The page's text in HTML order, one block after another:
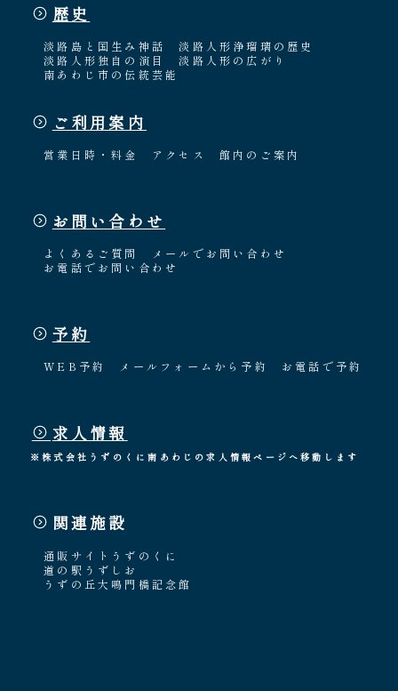
歴史
淡路島と国生み神話
淡路人形浄瑠璃の歴史
淡路人形独自の演目
淡路人形の広がり
南あわじ市の伝統芸能
ご利用案内
営業日時・料金 アクセス 館内のご案内
お問い合わせ
よくあるご質問
メールでお問い合わせ
お電話でお問い合わせ
予約
WEB予約 メールフォームから予約 お電話で予約
求人情報
※株式会社うずのくに南あわじの求人情報ページへ移動します
関連施設
通販サイトうずのくに
道の駅うずしお
うずの丘大鳴門橋記念館